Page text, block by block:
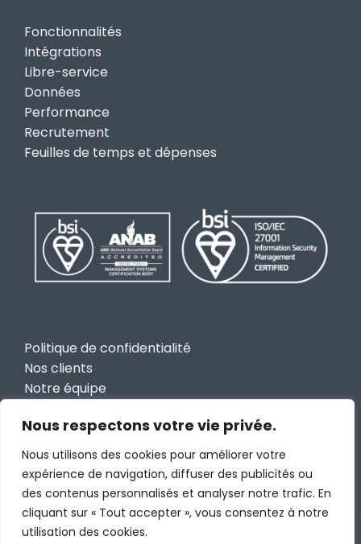
Nous respectons votre vie privée.
Nous utilisons des cookies pour améliorer votre
expérience de navigation, diffuser des publicités ou
des contenus personnalisés et analyser notre trafic. En
cliquant sur « Tout accepter », vous consentez à notre
utilisation des cookies.
Fonctionnalités
Intégrations
Libre-service
Données
Performance
Recrutement
Feuilles de temps et dépenses
Politique de confidentialité
Nos clients
Notre équipe
Partenaire
Contactez-nous
Diabsolut Inc